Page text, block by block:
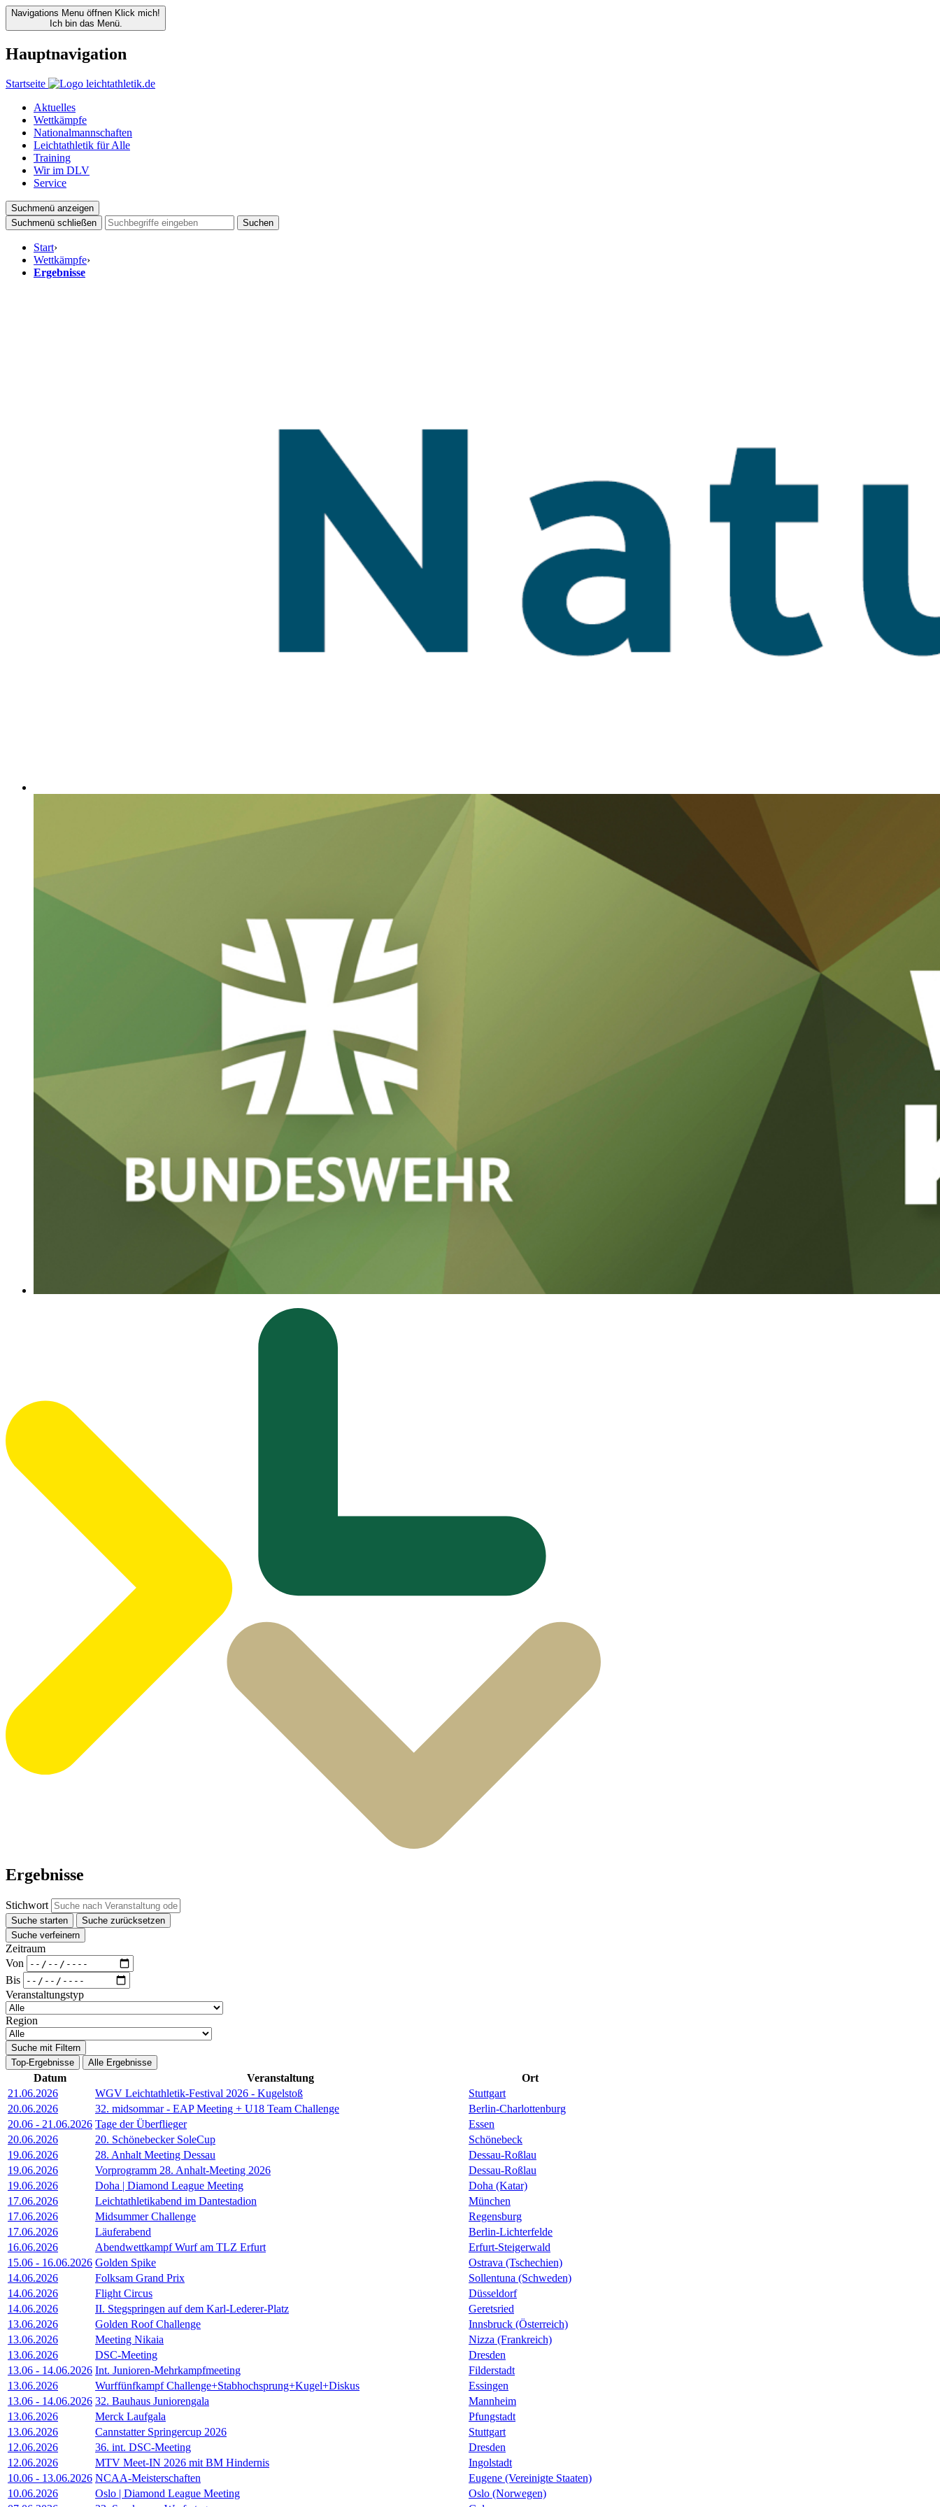
Navigations Menu öffnen Klick mich!
Ich bin das Menü.
Hauptnavigation
Startseite
Aktuelles
Wettkämpfe
Nationalmannschaften
Leichtathletik für Alle
Training
Wir im DLV
Service
Suchmenü anzeigen
Suchmenü schließen
Suchen
Start›
Wettkämpfe›
Ergebnisse
Ergebnisse
Stichwort
Suche starten
Suche zurücksetzen
Suche verfeinern
Zeitraum
Von
Bis
Veranstaltungstyp
Region
Suche mit Filtern
Top-Ergebnisse
Alle Ergebnisse
Datum Veranstaltung
Ort
21.06.2026
WGV Leichtathletik-Festival 2026 - Kugelstoß
Stuttgart
20.06.2026
32. midsommar - EAP Meeting + U18 Team Challenge
Berlin-Charlottenburg
20.06 - 21.06.2026 Tage der Überflieger
Essen
20.06.2026
20. Schönebecker SoleCup
Schönebeck
19.06.2026
28. Anhalt Meeting Dessau
Dessau-Roßlau
19.06.2026
Vorprogramm 28. Anhalt-Meeting 2026
Dessau-Roßlau
19.06.2026
Doha | Diamond League Meeting
Doha (Katar)
17.06.2026
Leichtathletikabend im Dantestadion
München
17.06.2026
Midsummer Challenge
Regensburg
17.06.2026
Läuferabend
Berlin-Lichterfelde
16.06.2026
Abendwettkampf Wurf am TLZ Erfurt
Erfurt-Steigerwald
15.06 - 16.06.2026 Golden Spike
Ostrava (Tschechien)
14.06.2026
Folksam Grand Prix
Sollentuna (Schweden)
14.06.2026
Flight Circus
Düsseldorf
14.06.2026
II. Stegspringen auf dem Karl-Lederer-Platz
Geretsried
13.06.2026
Golden Roof Challenge
Innsbruck (Österreich)
13.06.2026
Meeting Nikaia
Nizza (Frankreich)
13.06.2026
DSC-Meeting
Dresden
13.06 - 14.06.2026 Int. Junioren-Mehrkampfmeeting
Filderstadt
13.06.2026
Wurffünfkampf Challenge+Stabhochsprung+Kugel+Diskus
Essingen
13.06 - 14.06.2026 32. Bauhaus Juniorengala
Mannheim
13.06.2026
Merck Laufgala
Pfungstadt
13.06.2026
Cannstatter Springercup 2026
Stuttgart
12.06.2026
36. int. DSC-Meeting
Dresden
12.06.2026
MTV Meet-IN 2026 mit BM Hindernis
Ingolstadt
10.06 - 13.06.2026 NCAA-Meisterschaften
Eugene (Vereinigte Staaten)
10.06.2026
Oslo | Diamond League Meeting
Oslo (Norwegen)